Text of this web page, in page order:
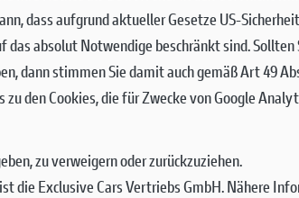
dass aufgrund aktueller Gesetze US-
das absolut Notwendige beschränkt sind.Sollten
dann stimmen Sie damit auch gemäß Art 49
den Cookies, die für Zwecke von Google
zu verweigern oder zurückzuziehen.
die Exclusive Cars Vertriebs GmbH. Nähere